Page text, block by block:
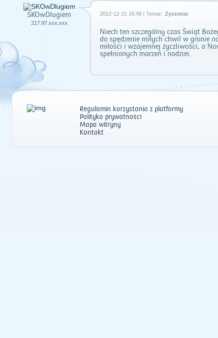
SKOwDlugiem
217.97.xxx.xxx
2012-12-21 16:49 | Temat: Życzenia
Niech ten szczególny czas Świąt
do spędzenie miłych chwil w gronie
miłości i wzajemnej życzliwości, a
spełnionych marzeń i nadziei.
Regulamin korzystania z platformy
Polityka prywatności
Mapa witryny
Kontakt